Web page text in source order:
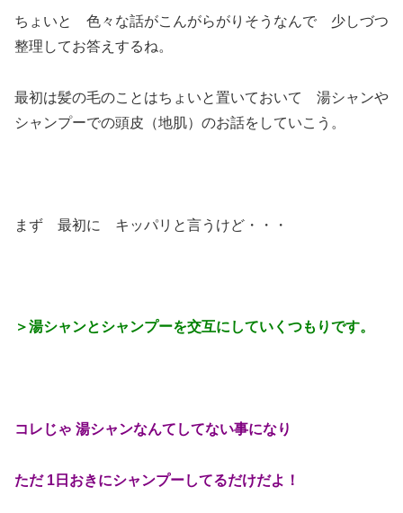
ちょいと 色々な話がこんがらがりそうなんで 少しづつ
整理してお答えするね。
最初は髪の毛のことはちょいと置いておいて 湯シャンや
シャンプーでの頭皮（地肌）のお話をしていこう。
まず 最初に キッパリと言うけど・・・
＞湯シャンとシャンプーを交互にしていくつもりです。
コレじゃ 湯シャンなんてしてない事になり
ただ 1日おきにシャンプーしてるだけだよ！